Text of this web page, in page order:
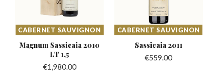
CABERNET SAUVIGNON
Magnum Sassicaia 2010
LT 1,5
€1,980.00
CABERNET SAUVIGNON
Sassicaia 2011
€559.00